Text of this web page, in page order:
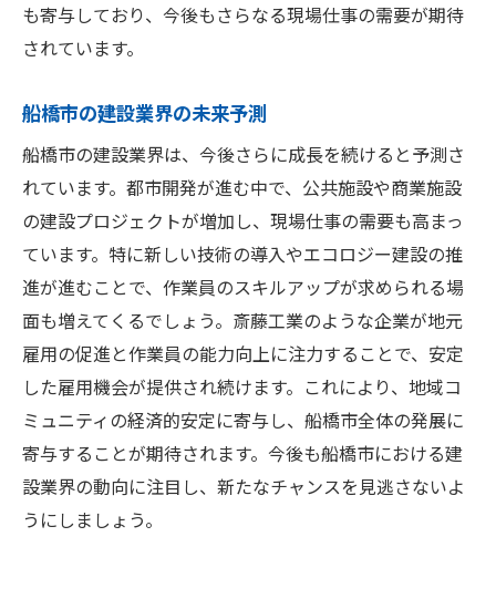
も寄与しており、今後もさらなる現場仕事の需要が期待
されています。
船橋市の建設業界の未来予測
船橋市の建設業界は、今後さらに成長を続けると予測さ
れています。都市開発が進む中で、公共施設や商業施設
の建設プロジェクトが増加し、現場仕事の需要も高まっ
ています。特に新しい技術の導入やエコロジー建設の推
進が進むことで、作業員のスキルアップが求められる場
面も増えてくるでしょう。斎藤工業のような企業が地元
雇用の促進と作業員の能力向上に注力することで、安定
した雇用機会が提供され続けます。これにより、地域コ
ミュニティの経済的安定に寄与し、船橋市全体の発展に
寄与することが期待されます。今後も船橋市における建
設業界の動向に注目し、新たなチャンスを見逃さないよ
うにしましょう。